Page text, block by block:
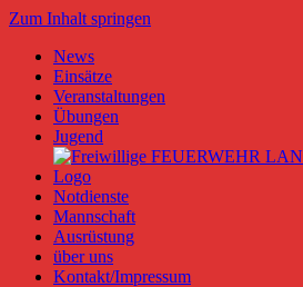
Zum Inhalt springen
News
Einsätze
Veranstaltungen
Übungen
Jugend
Notdienste
Mannschaft
Ausrüstung
über uns
Kontakt/Impressum